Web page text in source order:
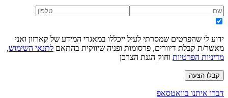
ידוע לי שהפרטים שמסרתי לעיל ייכללו במאגרי המידע של קארזון ואני
מאשר/ת קבלת דיוורים, פרסומות ופניה שיווקית בהתאם לתנאי השימוש,
מדיניות הפרטיות וחוק הגנת הצרכן
קבלו הצעה
דברו איתנו בוואטסאפ